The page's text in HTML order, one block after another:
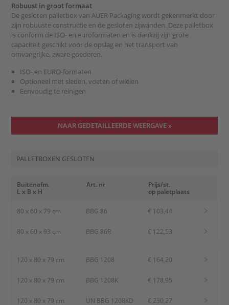
Robuust in groot formaat
De gesloten palletbox van AUER Packaging wordt gekenmerkt door
zijn robuuste constructie en de gesloten zijwanden. Deze palletbox
is conform de ISO- en euroformaten en is dankzij zijn grote
capaciteit geschikt voor de opslag en het transport van
omvangrijke, zware goederen.
ISO- en EURO-formaten
Optioneel met sleden, voeten of wielen
Eenvoudig te reinigen
NAAR GEDETAILLEERDE WEERGAVE »
PALLETBOXEN GESLOTEN
Buitenafm.
L x B x H
Art. nr
Prijs/st.
op paletplaats
80 x 60 x 79 cm BBG 86 € 103,44
80 x 60 x 93 cm BBG 86R € 122,53
120 x 80 x 79 cm BBG 1208 € 164,20
120 x 80 x 79 cm BBG 1208K € 178,95
120 x 80 x 79 cm UN BBG 1208KD € 230,27